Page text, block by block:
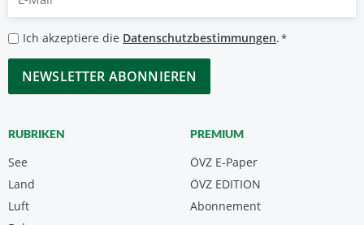
Mail
*
Datenschutzbestimmungen
*
Ich akzeptiere die Datenschutzbestimmungen.*
CAPTCHA
RUBRIKEN
See
Land
Luft
PREMIUM
ÖVZ E-Paper
Abonnement
ÖVZ EDITION